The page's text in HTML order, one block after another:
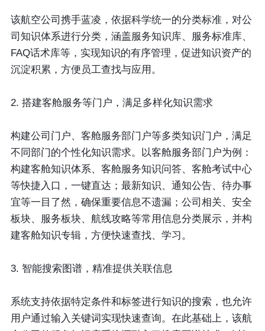
该航空公司携手蓝凌，依据科学统一的分类标准，对公
司知识体系进行分类，涵盖服务知识库、服务标准库、
FAQ话术库等，实现知识的有序管理，促进知识资产的
沉淀积累，方便员工查找与应用。
2. 搭建客舱服务等门户，满足多样化知识需求
构建公司门户、客舱服务部门户等多类知识门户，满足
不同部门的个性化知识需求。以客舱服务部门户为例：
构建客舱知识体系、客舱服务知识问答、客舱考试中心
等快捷入口，一键直达；最新知识、通知公告、待办事
宜等一目了然，确保重要信息不遗漏；公司相关、安全
板块、服务板块、航线攻略等常用信息分类展示，并构
建客舱知识专辑，方便快速查找、学习。
3. 智能搜索图谱，精准提供关联信息
系统支持依据特定条件和标签进行知识的搜索，也允许
用户通过输入关键词实现快速查询。在此基础上，该航